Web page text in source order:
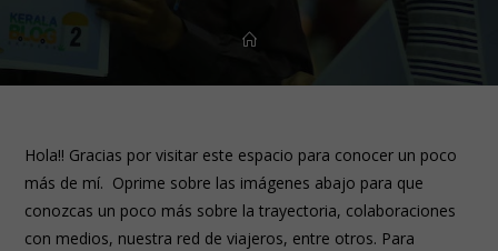
Hola!! Gracias por visitar este espacio para conocer un poco
más de mí. Oprime sobre las imágenes abajo para que
conozcas un poco más sobre la trayectoria, colaboraciones
con medios, nuestra red de viajeros, entre otros. Para